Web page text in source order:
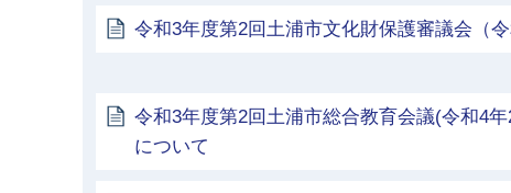
令和3年度第2回土浦市文化財保護審議会（令
令和3年度第2回土浦市総合教育会議(令和4
について